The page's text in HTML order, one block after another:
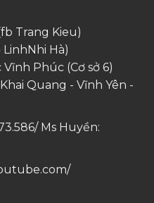
Trang Kieu)
LinhNhi Hà)
Phúc (Cơ sở 6)
Quang - Vĩnh Yên -
Ms Huyền: